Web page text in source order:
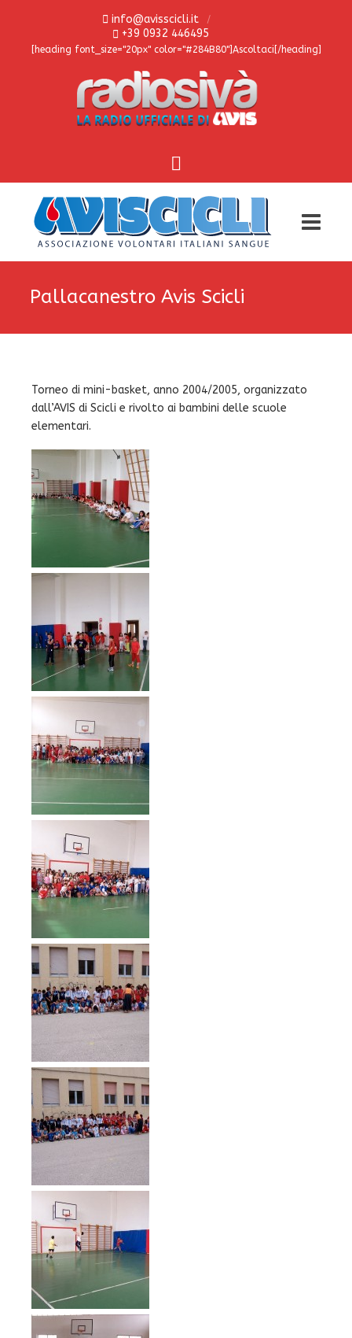
info@avisscicli.it
+39 0932 446495
[heading font_size="20px" color="#284B80"]Ascoltaci[/heading]
Pallacanestro Avis Scicli
Torneo di mini-basket, anno 2004/2005, organizzato
dall’AVIS di Scicli e rivolto ai bambini delle scuole
elementari.